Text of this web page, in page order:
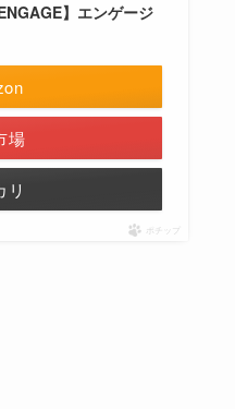
】エンゲージ
場
リ
ポチップ